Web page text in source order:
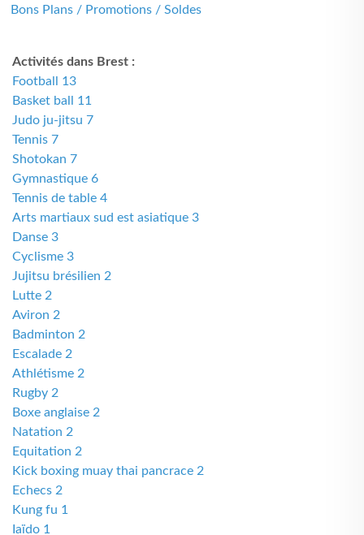
Bons Plans / Promotions / Soldes
Activités dans Brest :
Football 13
Basket ball 11
Judo ju-jitsu 7
Tennis 7
Shotokan 7
Gymnastique 6
Tennis de table 4
Arts martiaux sud est asiatique 3
Danse 3
Cyclisme 3
Jujitsu brésilien 2
Lutte 2
Aviron 2
Badminton 2
Escalade 2
Athlétisme 2
Rugby 2
Boxe anglaise 2
Natation 2
Equitation 2
Kick boxing muay thai pancrace 2
Echecs 2
Kung fu 1
Iaïdo 1